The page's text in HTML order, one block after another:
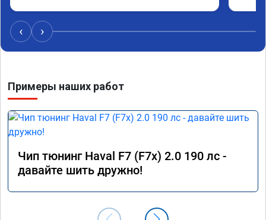
‹ ›
Примеры наших работ
Чип тюнинг Haval F7 (F7x) 2.0 190 лс -
давайте шить дружно!